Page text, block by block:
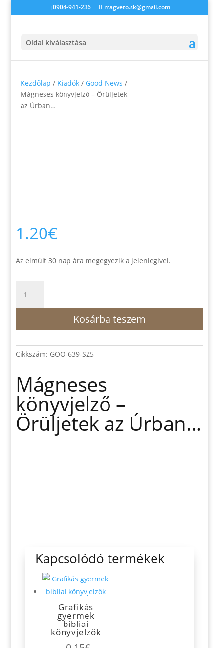
0904-941-236 magveto.sk@gmail.com
Oldal kiválasztása
Kezdőlap / Kiadók / Good News /
Mágneses könyvjelző – Örüljetek
az Úrban…
1.20€
Az elmúlt 30 nap ára megegyezik a jelenlegivel.
könyvjelző
-
az
mennyiség
Kosárba teszem
Cikkszám: GOO-639-SZ5
Mágneses
könyvjelző –
Örüljetek az Úrban…
Kapcsolódó termékek
Grafikás
gyermek
bibliai
könyvjelzők